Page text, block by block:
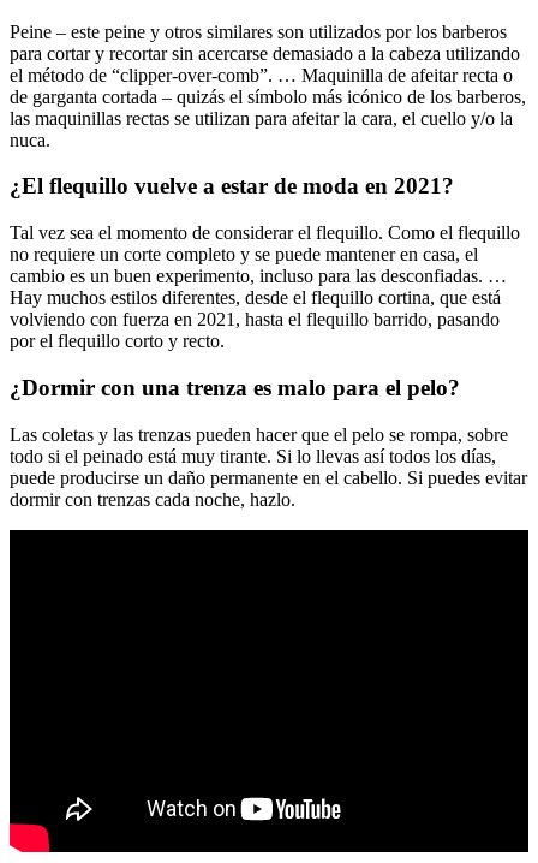
Peine – este peine y otros similares son utilizados por los barberos
para cortar y recortar sin acercarse demasiado a la cabeza utilizando
el método de “clipper-over-comb”. … Maquinilla de afeitar recta o
de garganta cortada – quizás el símbolo más icónico de los barberos,
las maquinillas rectas se utilizan para afeitar la cara, el cuello y/o la
nuca.
¿El flequillo vuelve a estar de moda en 2021?
Tal vez sea el momento de considerar el flequillo. Como el flequillo
no requiere un corte completo y se puede mantener en casa, el
cambio es un buen experimento, incluso para las desconfiadas. …
Hay muchos estilos diferentes, desde el flequillo cortina, que está
volviendo con fuerza en 2021, hasta el flequillo barrido, pasando
por el flequillo corto y recto.
¿Dormir con una trenza es malo para el pelo?
Las coletas y las trenzas pueden hacer que el pelo se rompa, sobre
todo si el peinado está muy tirante. Si lo llevas así todos los días,
puede producirse un daño permanente en el cabello. Si puedes evitar
dormir con trenzas cada noche, hazlo.